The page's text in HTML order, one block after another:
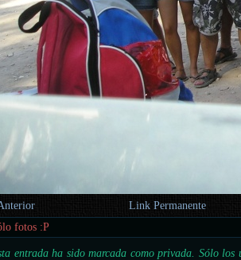
Link Permanente
fotos :P
entrada ha sido marcada como privada. Sólo los